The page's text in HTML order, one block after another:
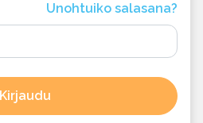
Unohtuiko salasana?
Kirjaudu